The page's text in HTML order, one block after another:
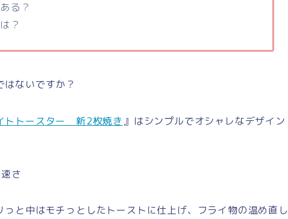
る？
？
はないですか？
トトースター 新2枚焼き』はシンプルでオシャレなデザイン
さ
と中はモチっとしたトーストに仕上げ、
フライ物の温め直し